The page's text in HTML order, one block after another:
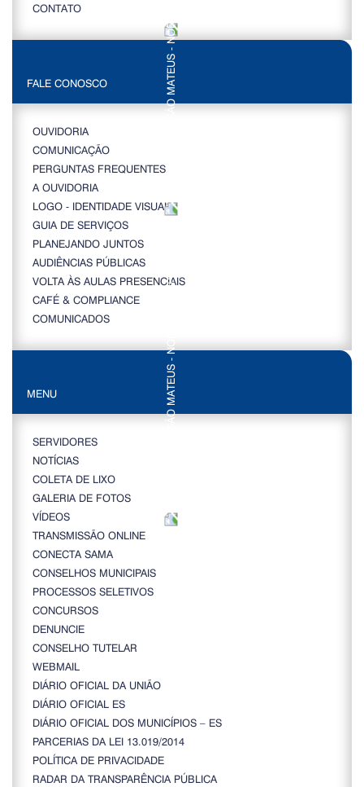
CONTATO
FALE CONOSCO
OUVIDORIA
COMUNICAÇÃO
PERGUNTAS FREQUENTES
A OUVIDORIA
LOGO - IDENTIDADE VISUAL
GUIA DE SERVIÇOS
PLANEJANDO JUNTOS
AUDIÊNCIAS PÚBLICAS
VOLTA ÀS AULAS PRESENCIAIS
CAFÉ & COMPLIANCE
COMUNICADOS
MENU
SERVIDORES
NOTÍCIAS
COLETA DE LIXO
GALERIA DE FOTOS
VÍDEOS
TRANSMISSÃO ONLINE
CONECTA SAMA
CONSELHOS MUNICIPAIS
PROCESSOS SELETIVOS
CONCURSOS
DENUNCIE
CONSELHO TUTELAR
WEBMAIL
DIÁRIO OFICIAL DA UNIÃO
DIÁRIO OFICIAL ES
DIÁRIO OFICIAL DOS MUNICÍPIOS – ES
PARCERIAS DA LEI 13.019/2014
POLÍTICA DE PRIVACIDADE
RADAR DA TRANSPARÊNCIA PÚBLICA